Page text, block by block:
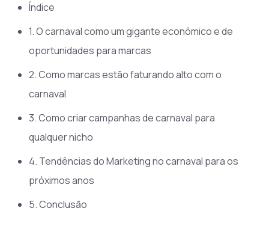
Índice
1. O carnaval como um gigante econômico e de
oportunidades para marcas
2. Como marcas estão faturando alto com o
carnaval
3. Como criar campanhas de carnaval para
qualquer nicho
4. Tendências do Marketing no carnaval para os
próximos anos
5. Conclusão